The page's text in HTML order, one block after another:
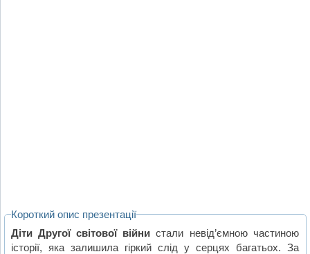
Короткий опис презентації
Діти Другої світової війни стали невід’ємною частиною
історії, яка залишила гіркий слід у серцях багатьох. За